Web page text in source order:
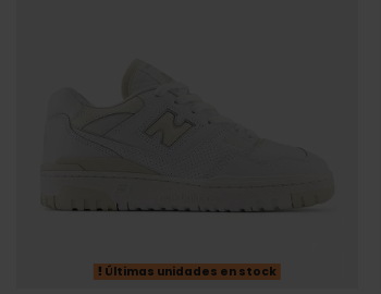
Últimas unidades en stock